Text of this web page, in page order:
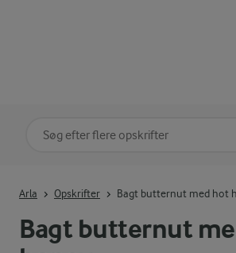
Bagt butternut
Arla Opskrifter Bagt butternut med hot
Søg på kategori